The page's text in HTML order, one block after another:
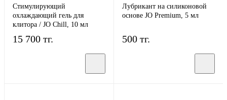
Стимулирующий
охлаждающий гель для
клитора / JO Chill, 10 мл
15 700 тг.
Лубрикант на силиконовой
основе JO Premium, 5 мл
500 тг.